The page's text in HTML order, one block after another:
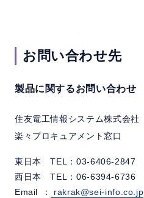
お問い合わせ先
製品に関するお問い合わせ
住友電工情報システム株式会社
楽々プロキュアメント窓口
東日本 TEL：03-6406-2847
西日本 TEL：06-6394-6736
Email
： rakrak@sei-info.co.jp